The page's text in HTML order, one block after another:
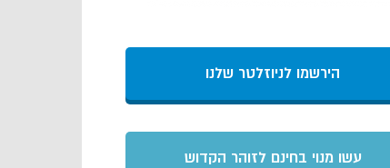
הירשמו לניוזלטר שלנו
עשו מנוי בחינם לזוהר הקדוש